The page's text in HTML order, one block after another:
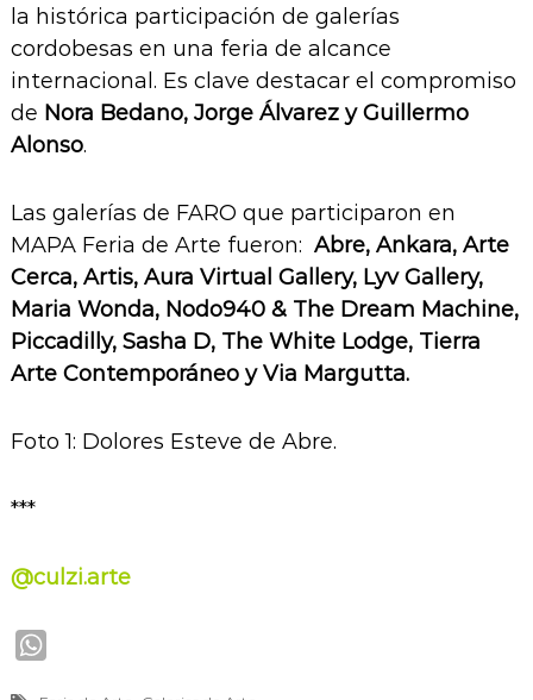
la histórica participación de galerías
cordobesas en una feria de alcance
internacional. Es clave destacar el compromiso
de Nora Bedano, Jorge Álvarez y Guillermo
Alonso.
Las galerías de FARO que participaron en
MAPA Feria de Arte fueron: Abre, Ankara, Arte
Cerca, Artis, Aura Virtual Gallery, Lyv Gallery,
Maria Wonda, Nodo940 & The Dream Machine,
Piccadilly, Sasha D, The White Lodge, Tierra
Arte Contemporáneo y Via Margutta.
Foto 1: Dolores Esteve de Abre.
***
@culzi.arte